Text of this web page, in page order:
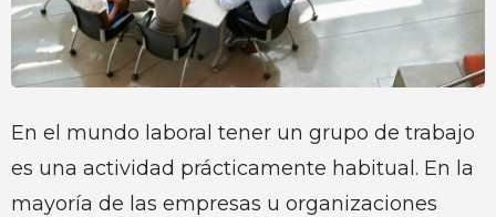
En el mundo laboral tener un grupo de trabajo
es una actividad prácticamente habitual. En la
mayoría de las empresas u organizaciones